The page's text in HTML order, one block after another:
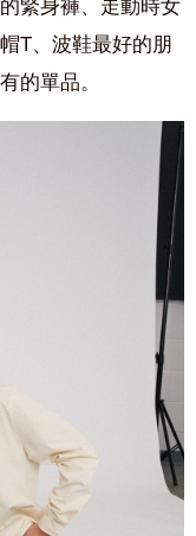
緊身褲、走動時女
T、波鞋最好的朋
的單品。